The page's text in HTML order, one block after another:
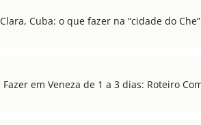
Cuba: o que fazer na “cidade do Che”
Fazer em Veneza de 1 a 3 dias: Roteiro